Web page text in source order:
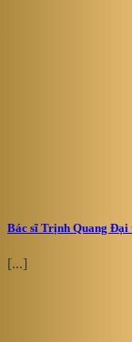
Bác sĩ Trịnh Quang Đại
[...]